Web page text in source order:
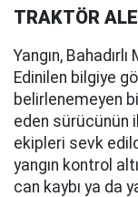
TRAKTÖR
Yangın,
Edinilen bilgiye
belirlenemeyen
eden sürücünün
ekipleri sevk
yangın kontrol
can kaybı ya da